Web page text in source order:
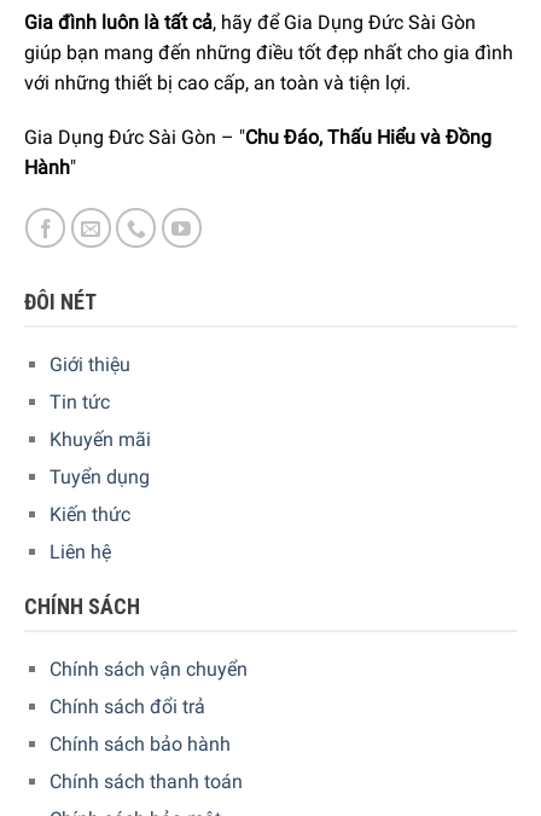
Quá trình sơ chế: Khử gốc 100%. Được bảo quản trong
thùng chứa bê tông trước khi được đóng vào thùng có
dung tích 500 lít.
Gia đình luôn là tất cả, hãy để Gia Dụng Đức Sài Gòn
giúp bạn mang đến những điều tốt đẹp nhất cho gia đình
với những thiết bị cao cấp, an toàn và tiện lợi.
Gia Dụng Đức Sài Gòn – "Chu Đáo, Thấu Hiểu và Đồng
Hành"
ĐÔI NÉT
Giới thiệu
Tin tức
Khuyến mãi
Tuyển dụng
Kiến thức
Liên hệ
CHÍNH SÁCH
Chính sách vận chuyển
Chính sách đổi trả
Chính sách bảo hành
Chính sách thanh toán